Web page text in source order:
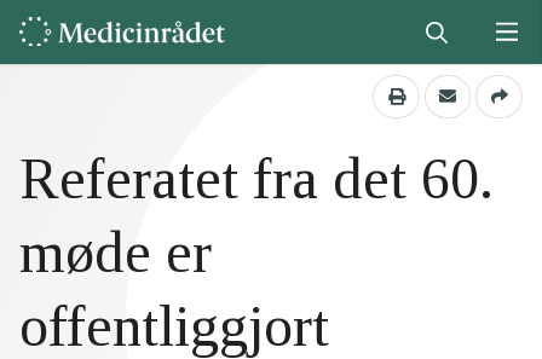
Referatet fra det 60.
møde er
offentliggjort